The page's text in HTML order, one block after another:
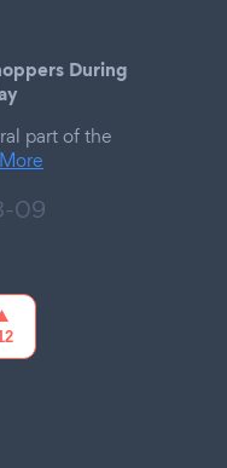
During
part of the
09